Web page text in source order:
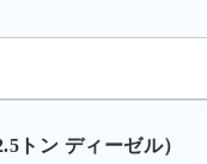
トン ディーゼル）